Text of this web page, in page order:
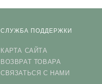
СЛУЖБА ПОДДЕРЖКИ
КАРТА САЙТА
ВОЗВРАТ ТОВАРА
СВЯЗАТЬСЯ С НАМИ